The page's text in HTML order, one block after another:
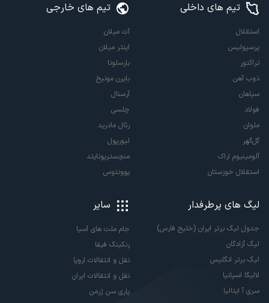
تیم های داخلی
استقلال
پرسپولیس
تراکتور
ذوب آهن
سپاهان
فولاد
ملوان
گل‌گهر
آلومینیوم اراک
استقلال خوزستان
تیم های خارجی
آث میلان
اینتر میلان
بارسلونا
بایرن مونیخ
آرسنال
چلسی
رئال مادرید
لیورپول
منچستریونایتد
یوونتوس
لیگ های پرطرفدار
جدول لیگ برتر ایران (خلیج فارس)
لیگ آزادگان
لیگ برتر انگلیس
لالیگا اسپانیا
سری آ ایتالیا
سایر
جام ملت های آسیا
رنکینگ فیفا
نقل و انتقالات اروپا
نقل و انتقالات ایران
پاری سن ژرمن